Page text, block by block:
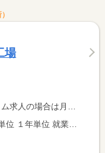
場
の場合は時間額を表示しています。